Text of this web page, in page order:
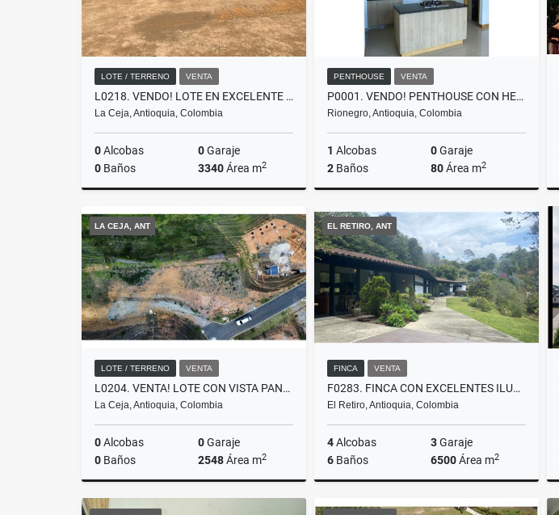
LOTE / TERRENO VENTA
L0218. VENDO! LOTE EN EXCELENTE SECTOR, PRECIO DE OPORTUNIDAD LA CEJA
La Ceja, Antioquia, Colombia
0Alcobas 0Garaje
0 Baños 3340Área m2
Venta
$600.000.000
PENTHOUSE VENTA
P0001. VENDO! PENTHOUSE CON HERMOSA VISTA SAN ANTONIO DE PEREIRA
Rionegro, Antioquia, Colombia
1 Alcobas 0Garaje
2 Baños 80Área m2
Venta
$750.000.000
Alquiler
$3.300.000
LA CEJA, ANT
LOTE / TERRENO VENTA
L0204. VENTA! LOTE CON VISTA PANORAMICA EN PARCELACIÓN LA CEJA
La Ceja, Antioquia, Colombia
0Alcobas 0Garaje
0 Baños 2548Área m2
EL RETIRO, ANT
FINCA VENTA
F0283. FINCA CON EXCELENTES ILUMINACIÓN Y ESPACIOS EN EL RETIRO
El Retiro, Antioquia, Colombia
4Alcobas 3Garaje
6 Baños 6500Área m2
Venta Alquiler